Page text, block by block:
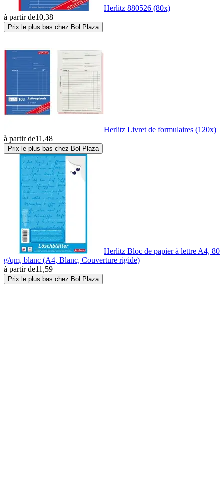
Herlitz 880526 (80x)
à partir de10,38
Prix le plus bas chez Bol Plaza
Herlitz Livret de formulaires (120x)
à partir de11,48
Prix le plus bas chez Bol Plaza
Herlitz Bloc de papier à lettre A4, 80
g/qm, blanc (A4, Blanc, Couverture rigide)
à partir de11,59
Prix le plus bas chez Bol Plaza